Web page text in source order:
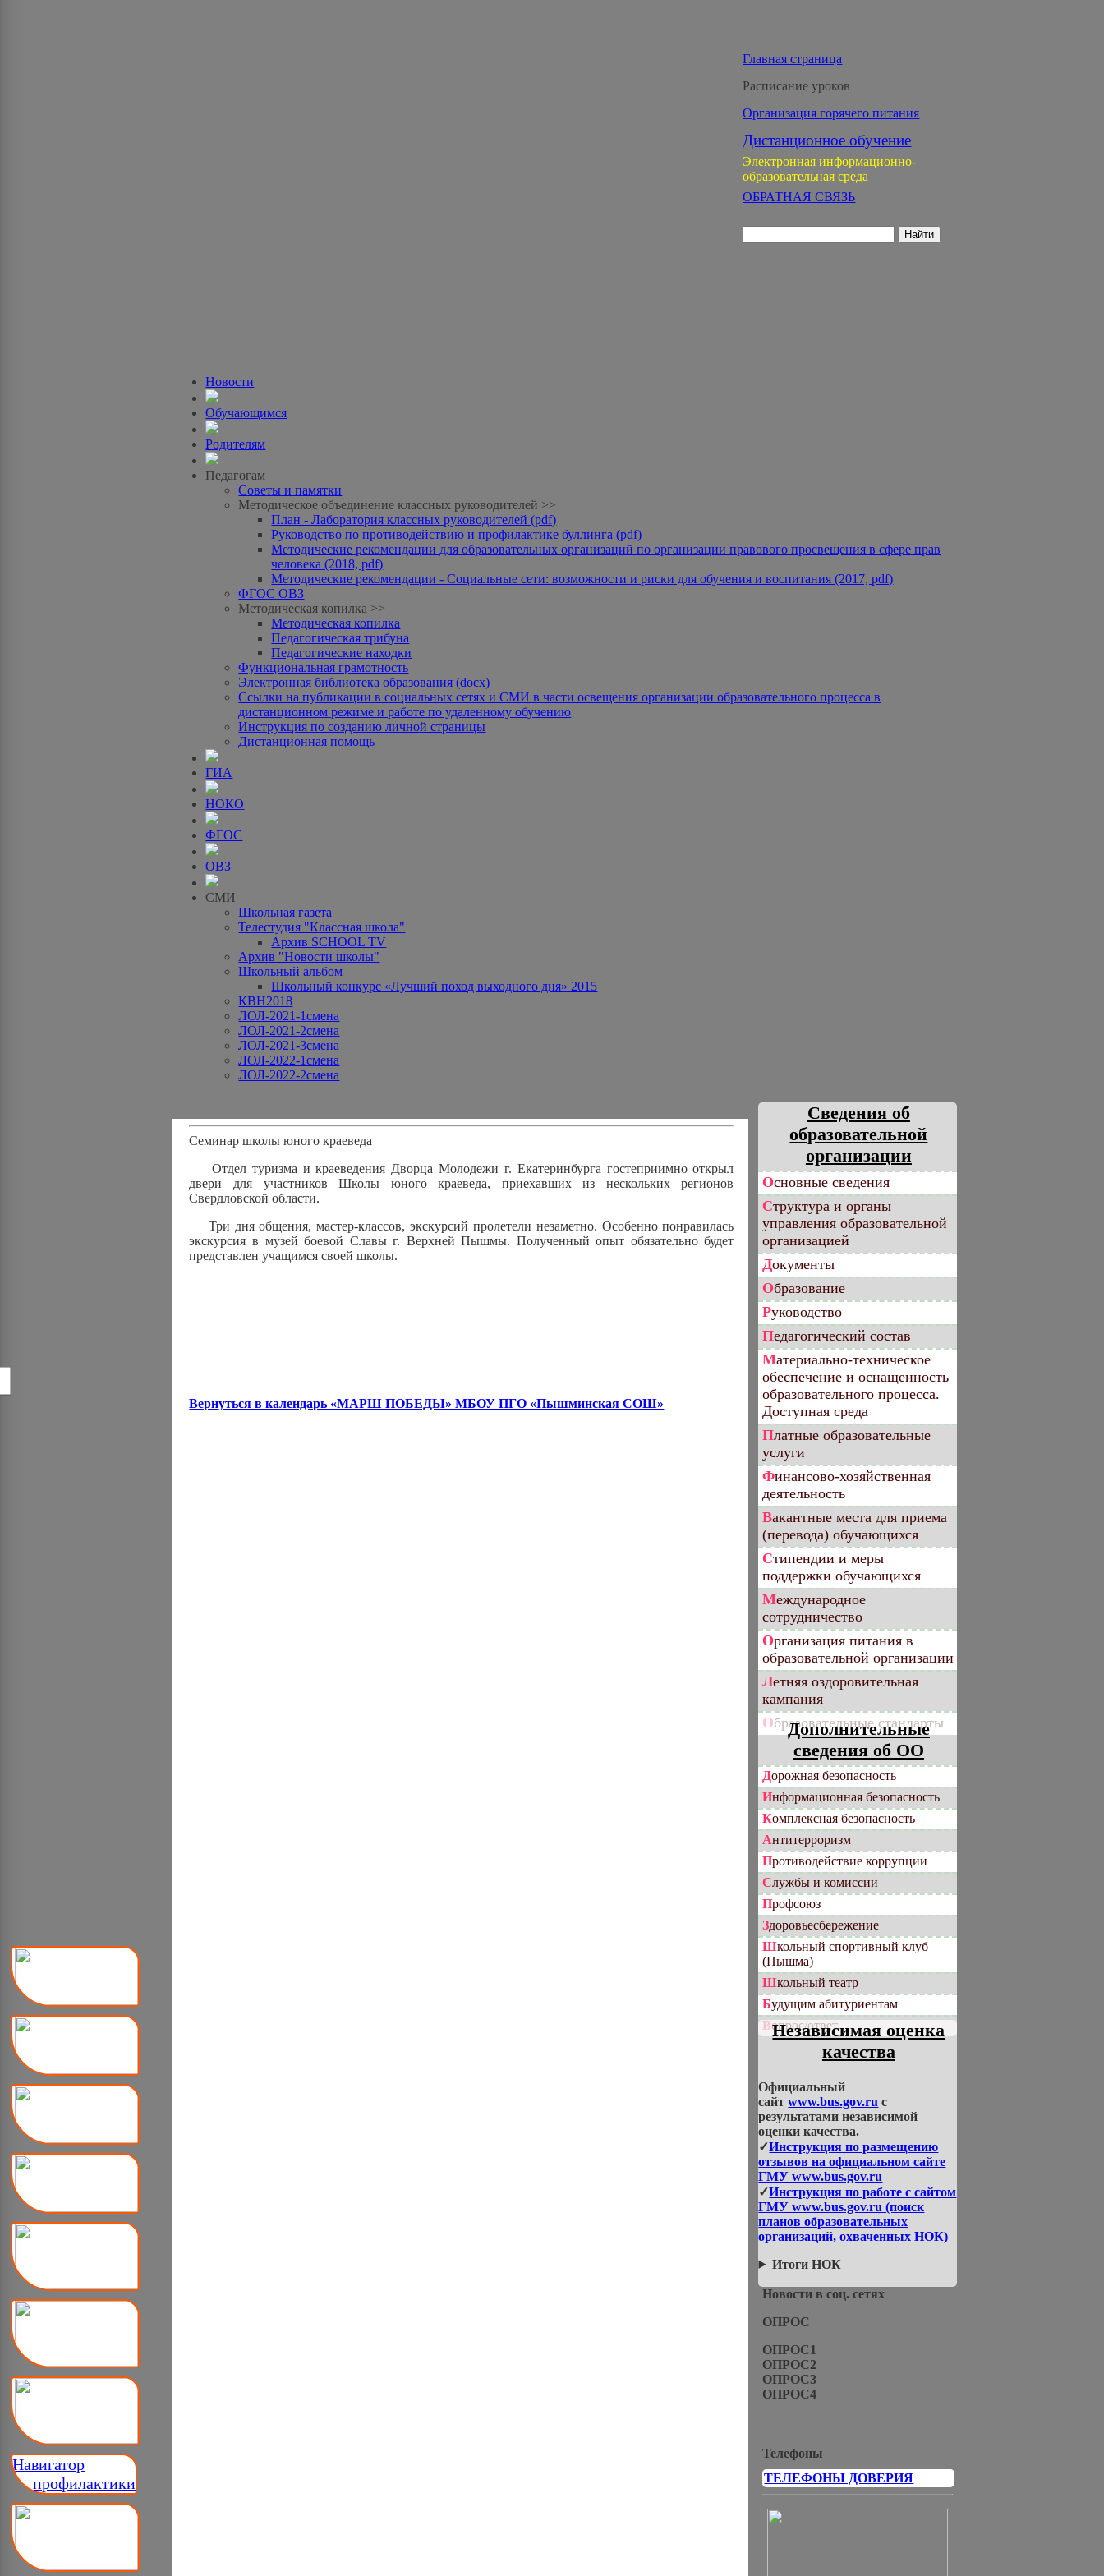
Навигатор
__ профилактики
Главная страница
Расписание уроков
Организация горячего питания
Дистанционное обучение
Электронная информационно-
образовательная среда
ОБРАТНАЯ СВЯЗЬ
Новости
Обучающимся
Родителям
Педагогам
Советы и памятки
Методическое объединение классных руководителей >>
План - Лаборатория классных руководителей (pdf)
Руководство по противодействию и профилактике буллинга (pdf)
Методические рекомендации для образовательных организаций по организации правового просвещения в сфере прав
человека (2018, pdf)
Методические рекомендации - Социальные сети: возможности и риски для обучения и воспитания (2017, pdf)
ФГОС ОВЗ
Методическая копилка >>
Методическая копилка
Педагогическая трибуна
Педагогические находки
Функциональная грамотность
Электронная библиотека образования (docx)
Ссылки на публикации в социальных сетях и СМИ в части освещения организации образовательного процесса в
дистанционном режиме и работе по удаленному обучению
Инструкция по созданию личной страницы
Дистанционная помощь
ГИА
НОКО
ФГОС
ОВЗ
СМИ
Школьная газета
Телестудия "Классная школа"
Архив SCHOOL TV
Архив "Новости школы"
Школьный альбом
Школьный конкурс «Лучший поход выходного дня» 2015
КВН2018
ЛОЛ-2021-1смена
ЛОЛ-2021-2смена
ЛОЛ-2021-3смена
ЛОЛ-2022-1смена
ЛОЛ-2022-2смена
Семинар школы юного краеведа
Отдел туризма и краеведения Дворца Молодежи г. Екатеринбурга гостеприимно открыл
двери для участников Школы юного краеведа, приехавших из нескольких регионов
Свердловской области.
Три дня общения, мастер-классов, экскурсий пролетели незаметно. Особенно понравилась
экскурсия в музей боевой Славы г. Верхней Пышмы. Полученный опыт обязательно будет
представлен учащимся своей школы.
Вернуться в календарь «МАРШ ПОБЕДЫ» МБОУ ПГО «Пышминская СОШ»
Сведения об
образовательной
организации
Основные сведения
Структура и органы
управления образовательной
организацией
Документы
Образование
Руководство
Педагогический состав
Материально-техническое
обеспечение и оснащенность
образовательного процесса.
Доступная среда
Платные образовательные
услуги
Финансово-хозяйственная
деятельность
Вакантные места для приема
(перевода) обучающихся
Стипендии и меры
поддержки обучающихся
Международное
сотрудничество
Организация питания в
образовательной организации
Летняя оздоровительная
кампания
Образовательные стандарты
Дополнительные
сведения об ОО
Дорожная безопасность
Информационная безопасность
Комплексная безопасность
Антитерроризм
Противодействие коррупции
Службы и комиссии
Профсоюз
Здоровьесбережение
Школьный спортивный клуб
(Пышма)
Школьный театр
Будущим абитуриентам
Вопрос/ответ
Независимая оценка
качества
Официальный
сайтwww.bus.gov.ru с
результатами независимой
оценки качества.
✓Инструкция по размещению
отзывов на официальном сайте
ГМУ www.bus.gov.ru
✓Инструкция по работе с сайтом
ГМУ www.bus.gov.ru (поиск
планов образовательных
организаций, охваченных НОК)
Итоги НОК
Новости в соц. сетях
ОПРОС
ОПРОС1
ОПРОС2
ОПРОС3
ОПРОС4
Телефоны
ТЕЛЕФОНЫ ДОВЕРИЯ